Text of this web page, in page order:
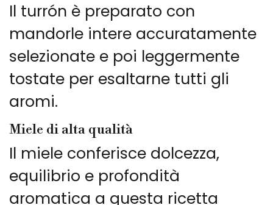
Il turrón è preparato con
mandorle intere accuratamente
selezionate e poi leggermente
tostate per esaltarne tutti gli
aromi.
Miele di alta qualità
Il miele conferisce dolcezza,
equilibrio e profondità
aromatica a questa ricetta